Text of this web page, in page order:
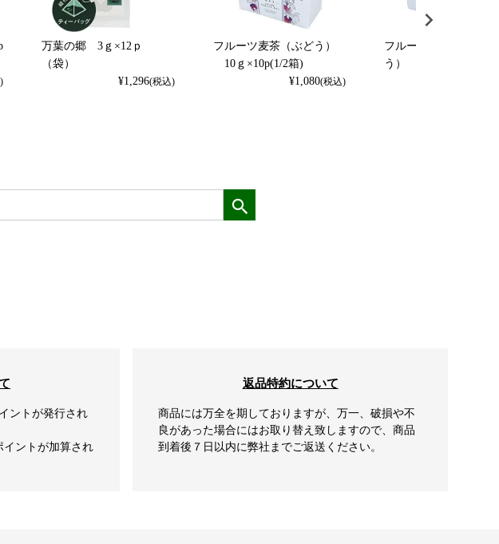
万葉の郷 3ｇ×12ｐ
（袋）
¥1,296(税込)
フルーツ麦茶（ぶどう）
10ｇ×10p(1/2箱)
¥1,080(税込)
フルーツ麦茶（はくと
う） 10ｇ×10p(1/2箱)
ントが発行され
イントが加算され
返品特約について
商品には万全を期しておりますが、万一、破損や不
良があった場合にはお取り替え致しますので、商品
到着後７日以内に弊社までご返送ください。